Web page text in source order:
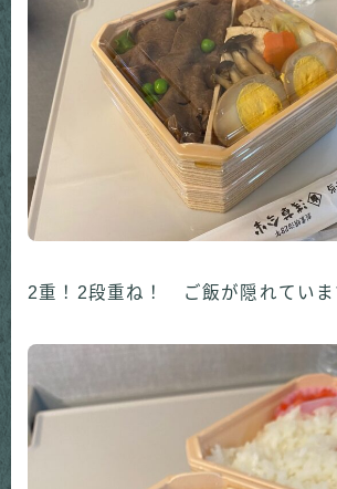
2重！2段重ね！ ご飯が隠れていま